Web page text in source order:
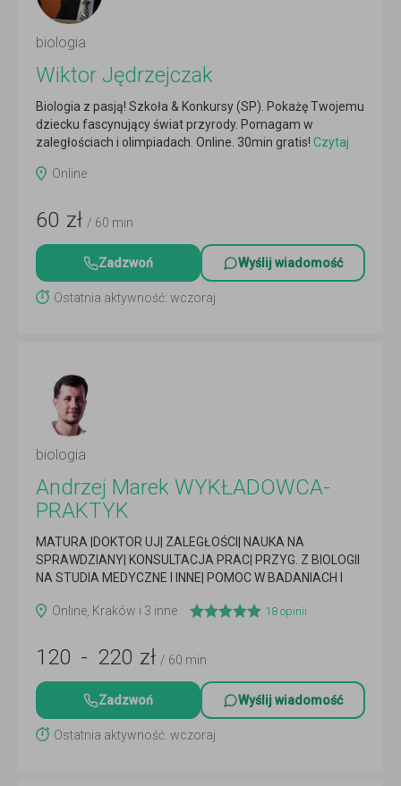
biologia
Wiktor Jędrzejczak
Biologia z pasją! Szkoła & Konkursy (SP). Pokażę Twojemu
dziecku fascynujący świat przyrody. Pomagam w
zaległościach i olimpiadach. Online. 30min gratis! Czytaj
Online
60 zł / 60 min
Zadzwoń Wyślij wiadomość
Ostatnia aktywność: wczoraj
biologia
Andrzej Marek WYKŁADOWCA-
PRAKTYK
MATURA |DOKTOR UJ| ZALEGŁOŚCI| NAUKA NA
SPRAWDZIANY| KONSULTACJA PRAC| PRZYG. Z BIOLOGII
NA STUDIA MEDYCZNE I INNE| POMOC W BADANIACH I
Online, Kraków i 3 inne
18 opinii
120 - 220 zł / 60 min
Zadzwoń Wyślij wiadomość
Ostatnia aktywność: wczoraj